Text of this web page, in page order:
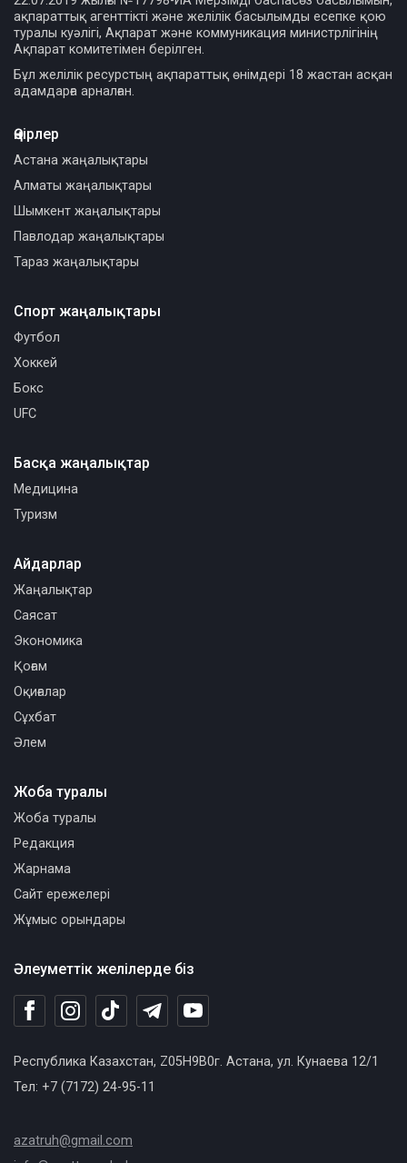
ақпараттық агенттікті және желілік басылымды есепке қою
туралы куәлігі, Ақпарат және коммуникация министрлігінің
Ақпарат комитетімен берілген.
Бұл желілік ресурстың ақпараттық өнімдері 18 жастан асқан
адамдарға арналған.
Өңірлер
Астана жаңалықтары
Алматы жаңалықтары
Шымкент жаңалықтары
Павлодар жаңалықтары
Тараз жаңалықтары
Спорт жаңалықтары
Футбол
Хоккей
Бокс
UFC
Басқа жаңалықтар
Медицина
Туризм
Әлеуметтік желілерде біз
Республика Казахстан, Z05H9B0г. Астана, ул. Кунаева 12/1
Тел: +7 (7172) 24-95-11
azatruh@gmail.com
Айдарлар
Жаңалықтар
Саясат
Экономика
Қоғам
Оқиғалар
Сұхбат
Әлем
Жоба туралы
Жоба туралы
Редакция
Жарнама
Сайт ережелері
Жұмыс орындары